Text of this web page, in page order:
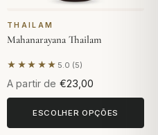
THAILAM
Mahanarayana Thailam
★★★★★ 5.0 (5)
Com base em 5 avaliações
A partir de €23,00
ESCOLHER OPÇÕES